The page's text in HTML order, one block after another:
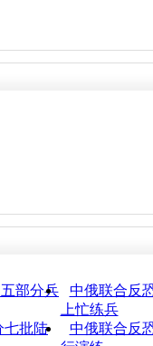
部分兵
中俄联合反
上忙练兵
七批陆
中俄联合反